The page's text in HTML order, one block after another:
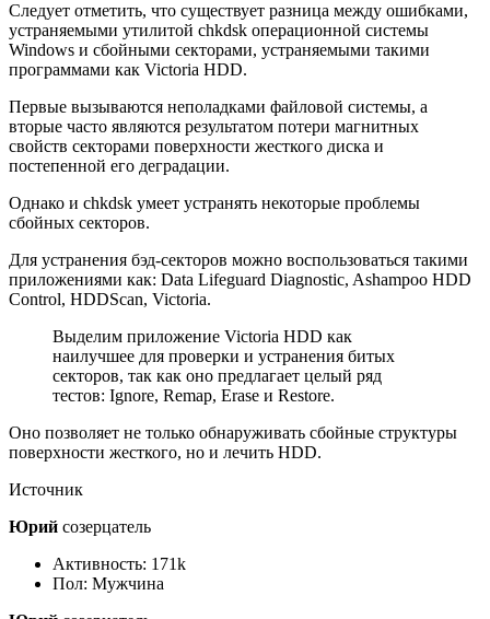
Следует отметить, что существует разница между ошибками,
устраняемыми утилитой chkdsk операционной системы
Windows и сбойными секторами, устраняемыми такими
программами как Victoria HDD.
Первые вызываются неполадками файловой системы, а
вторые часто являются результатом потери магнитных
свойств секторами поверхности жесткого диска и
постепенной его деградации.
Однако и chkdsk умеет устранять некоторые проблемы
сбойных секторов.
Для устранения бэд-секторов можно воспользоваться такими
приложениями как: Data Lifeguard Diagnostic, Ashampoo HDD
Control, HDDScan, Victoria.
Выделим приложение Victoria HDD как
наилучшее для проверки и устранения битых
секторов, так как оно предлагает целый ряд
тестов: Ignore, Remap, Erase и Restore.
Оно позволяет не только обнаруживать сбойные структуры
поверхности жесткого, но и лечить HDD.
Источник
Юрий созерцатель
Активность: 171k
Пол: Мужчина